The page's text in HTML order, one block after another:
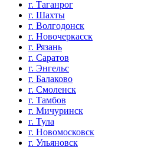
г. Таганрог
г. Шахты
г. Волгодонск
г. Новочеркасск
г. Рязань
г. Саратов
г. Энгельс
г. Балаково
г. Смоленск
г. Тамбов
г. Мичуринск
г. Тула
г. Новомосковск
г. Ульяновск